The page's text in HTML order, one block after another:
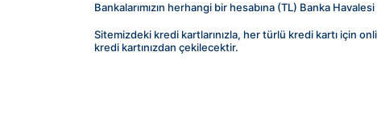
Bankalarımızın herhangi bir hesabına (TL) Banka
Sitemizdeki kredi kartlarınızla, her türlü kredi kartı için
kredi kartınızdan çekilecektir.